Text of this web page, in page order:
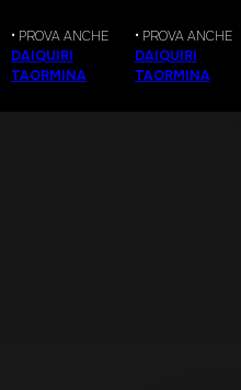
• PROVA ANCHE
DAIQUIRI
TAORMINA
• PROVA ANCHE
DAIQUIRI
TAORMINA